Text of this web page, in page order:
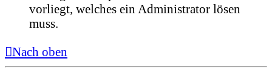
vorliegt, welches ein Administrator lösen
muss.
Nach oben